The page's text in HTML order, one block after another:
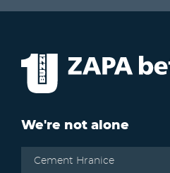
We're not alone
Cement Hranice